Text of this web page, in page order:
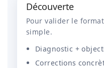
Découverte
Pour valider le
simple.
Diagnostic +
Corrections